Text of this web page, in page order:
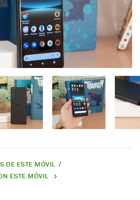
DE ESTE MÓVIL
ESTE MÓVIL